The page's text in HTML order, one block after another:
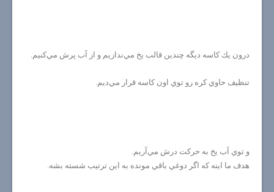
درون يك كاسه ديگه چندين قالب يخ مي‌ندازيم و از آب پرش مي‌كنيم.
تنظيف حاوي كره رو توي اون كاسه قرار مي‌ديم.
و توي آب يخ به حركت درش مي‌آريم.
هدف ما اينه كه اگر دوغي باقي مونده به اين ترتيب شسته بشه.